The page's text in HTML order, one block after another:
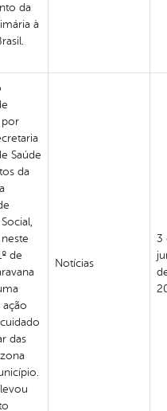
da
à
por
Saúde
da
de
das
Notícias
3